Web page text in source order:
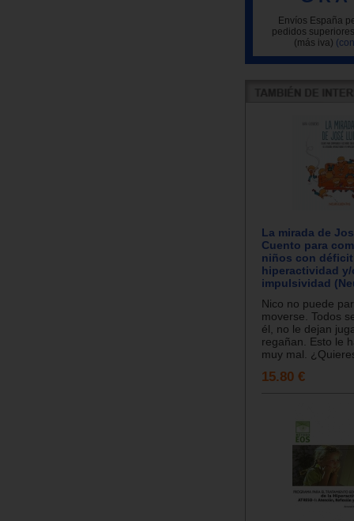
Envíos España
pedidos
(más iva)
La mirada de
Cuento para
niños con
hiperactividad y/
impulsividad
Nico no puede
moverse. Todos
él, no le dejan
regañan. Esto le
muy mal.
15.80 €